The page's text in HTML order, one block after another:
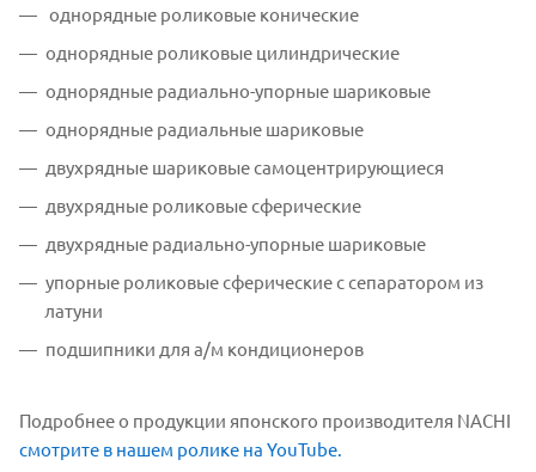
однорядные роликовые конические
однорядные роликовые цилиндрические
однорядные радиально-упорные шариковые
однорядные радиальные шариковые
двухрядные шариковые самоцентрирующиеся
двухрядные роликовые сферические
двухрядные радиально-упорные шариковые
упорные роликовые сферические с сепаратором из
латуни
подшипники для а/м кондиционеров
Подробнее о продукции японского производителя NACHI
смотрите в нашем ролике на YouTube.